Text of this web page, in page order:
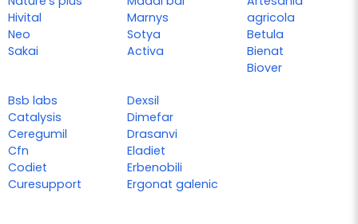
Hivital
Neo
Sakai
Marnys
Sotya
Activa
agricola
Betula
Bienat
Biover
Bsb labs
Catalysis
Ceregumil
Cfn
Codiet
Curesupport
Dexsil
Dimefar
Drasanvi
Eladiet
Erbenobili
Ergonat galenic